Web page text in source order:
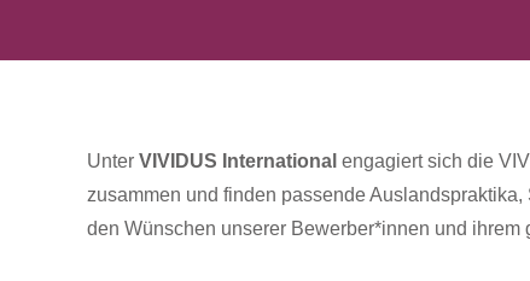
Unter VIVIDUS International engagiert sich die
zusammen und finden passende
den Wünschen unserer Bewerber*innen und ihrem